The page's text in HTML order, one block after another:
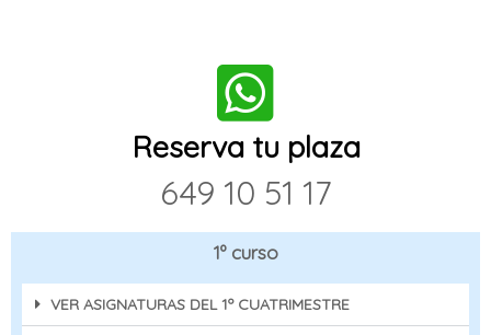
Reserva tu plaza
649 10 51 17​
1º curso
VER ASIGNATURAS DEL 1º CUATRIMESTRE